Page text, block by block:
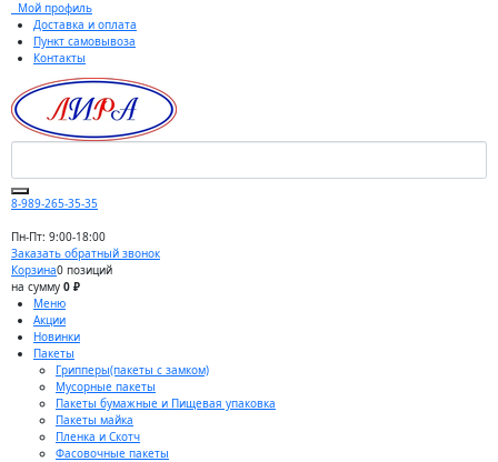
Мой профиль
Доставка и оплата
Пункт самовывоза
Контакты
8-989-265-35-35
Пн-Пт: 9:00-18:00
Заказать обратный звонок
Корзина0 позиций
на сумму 0 ₽
Меню
Акции
Новинки
Пакеты
Грипперы(пакеты с замком)
Мусорные пакеты
Пакеты бумажные и Пищевая упаковка
Пакеты майка
Пленка и Скотч
Фасовочные пакеты